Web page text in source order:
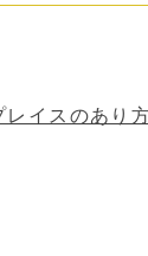
イスのあり